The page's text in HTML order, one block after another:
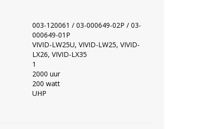
003-120061 / 03-000649-02P / 03-
000649-01P
VIVID-LW25U, VIVID-LW25, VIVID-
LX26, VIVID-LX35
1
2000 uur
200 watt
UHP